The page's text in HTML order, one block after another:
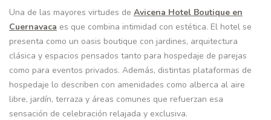
Una de las mayores virtudes de Avicena Hotel Boutique en
Cuernavaca es que combina intimidad con estética. El hotel se
presenta como un oasis boutique con jardines, arquitectura
clásica y espacios pensados tanto para hospedaje de parejas
como para eventos privados. Además, distintas plataformas de
hospedaje lo describen con amenidades como alberca al aire
libre, jardín, terraza y áreas comunes que refuerzan esa
sensación de celebración relajada y exclusiva.